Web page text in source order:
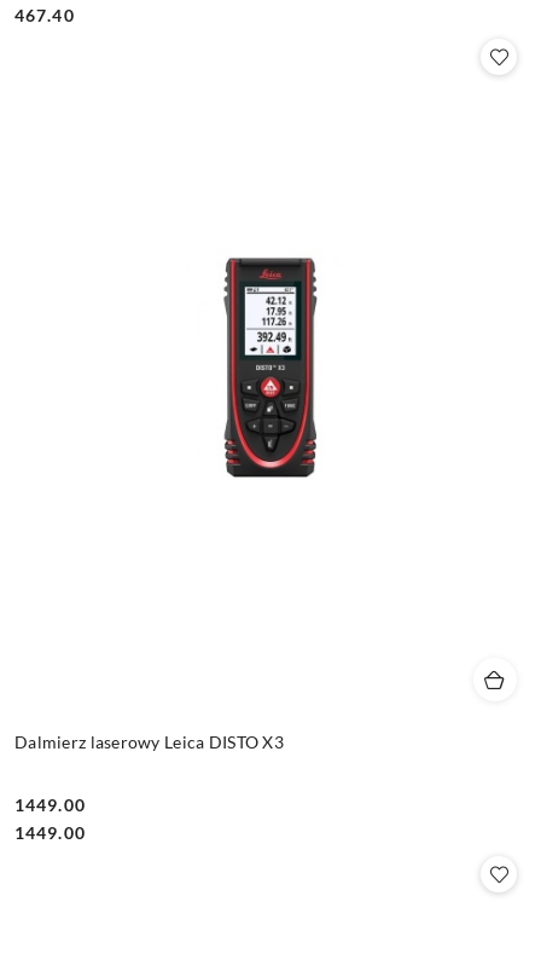
Cena:
Cena:
467.40
Dalmierz laserowy Leica DISTO X3
Cena:
1449.00
Cena:
1449.00